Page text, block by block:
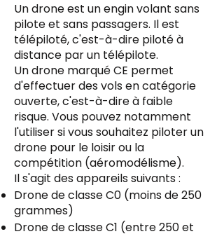
Un drone est un engin volant sans
pilote et sans passagers. Il est
télépiloté, c'est-à-dire piloté à
distance par un télépilote.
Un drone marqué CE permet
d'effectuer des vols en catégorie
ouverte, c'est-à-dire à faible
risque. Vous pouvez notamment
l'utiliser si vous souhaitez piloter un
drone pour le loisir ou la
compétition (aéromodélisme).
Il s'agit des appareils suivants :
Drone de classe C0 (moins de 250
grammes)
Drone de classe C1 (entre 250 et